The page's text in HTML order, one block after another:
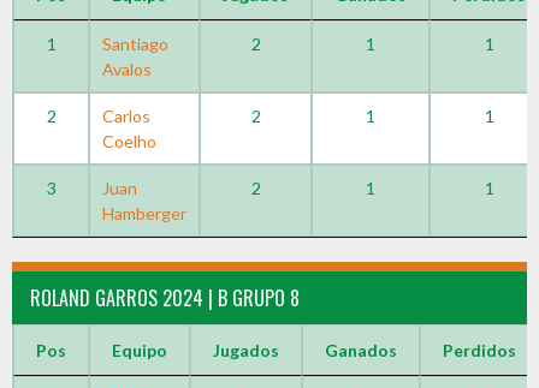
1
Santiago
Avalos
2 1 1
2
Carlos
Coelho
2 1 1
3
Juan
Hamberger
2 1 1
ROLAND GARROS 2024 | B GRUPO 8
Pos Equipo Jugados Ganados Perdidos